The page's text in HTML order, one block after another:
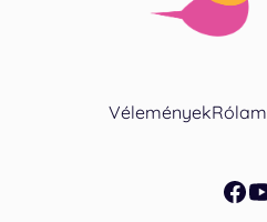
VéleményekRólam